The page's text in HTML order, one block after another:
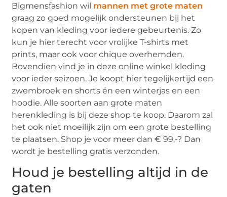
Bigmensfashion wil mannen met grote maten
graag zo goed mogelijk ondersteunen bij het
kopen van kleding voor iedere gebeurtenis. Zo
kun je hier terecht voor vrolijke T-shirts met
prints, maar ook voor chique overhemden.
Bovendien vind je in deze online winkel kleding
voor ieder seizoen. Je koopt hier tegelijkertijd een
zwembroek en shorts én een winterjas en een
hoodie. Alle soorten aan grote maten
herenkleding is bij deze shop te koop. Daarom zal
het ook niet moeilijk zijn om een grote bestelling
te plaatsen. Shop je voor meer dan € 99,-? Dan
wordt je bestelling gratis verzonden.
Houd je bestelling altijd in de
gaten